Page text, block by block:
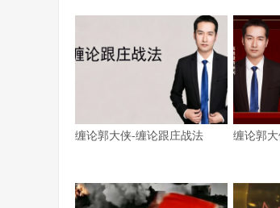
缠论郭大侠-缠论跟庄战法 缠论郭